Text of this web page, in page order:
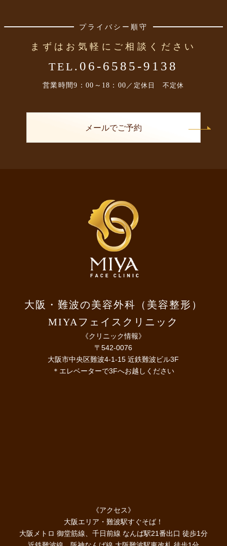
プライバシー順守
まずはお気軽にご相談ください
TEL. 06-6585-9138
営業時間9：00～18：00 ／定休日 不定休
メールでご予約
大阪・難波の美容外科（美容整形）
MIYAフェイスクリニック
《クリニック情報》
〒542-0076
大阪市中央区難波4-1-15 近鉄難波ビル3F
＊エレベーターで3Fへお越しください
《アクセス》
大阪エリア・難波駅すぐそば！
大阪メトロ 御堂筋線、千日前線 なんば駅21番出口 徒歩1分